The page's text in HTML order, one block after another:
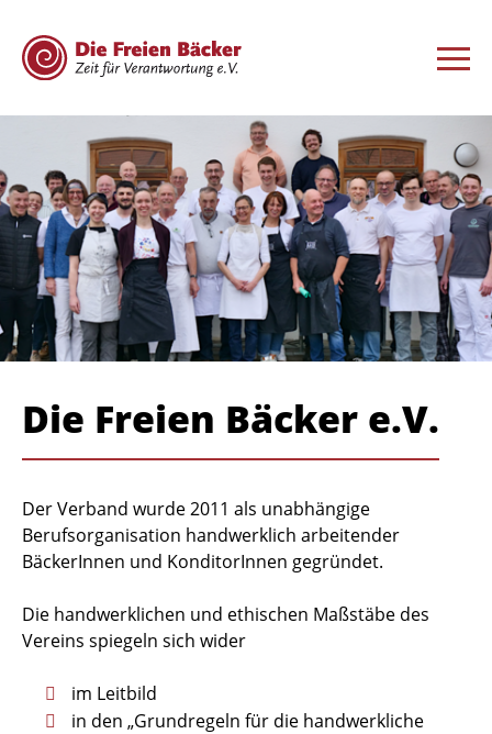
Die Freien Bäcker e.V.
Der Verband wurde 2011 als unabhängige
Berufsorganisation handwerklich arbeitender
BäckerInnen und KonditorInnen gegründet.
Die handwerklichen und ethischen Maßstäbe des
Vereins spiegeln sich wider
im Leitbild
in den „Grundregeln für die handwerkliche